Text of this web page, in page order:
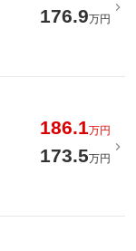
176.9万円
186.1万円
173.5万円